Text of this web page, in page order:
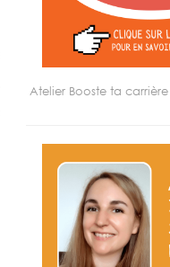
Atelier Booste ta